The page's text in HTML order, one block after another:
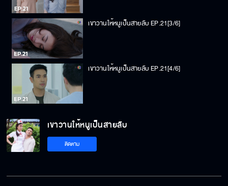
เขาวานให้หนูเป็นสายลับ EP.21[3/6]
เขาวานให้หนูเป็นสายลับ EP.21[4/6]
เขาวานให้หนูเป็นสายลับ
ติดตาม